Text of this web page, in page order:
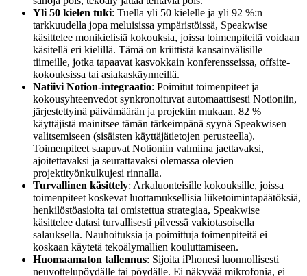
Yli 50 kielen tuki: Tuella yli 50 kielelle ja yli 92 %:n
tarkkuudella jopa meluisissa ympäristöissä, Speakwise
käsittelee monikielisiä kokouksia, joissa toimenpiteitä voidaan
käsitellä eri kielillä. Tämä on kriittistä kansainvälisille
tiimeille, jotka tapaavat kasvokkain konferensseissa, offsite-
kokouksissa tai asiakaskäynneillä.
Natiivi Notion-integraatio: Poimitut toimenpiteet ja
kokousyhteenvedot synkronoituvat automaattisesti Notioniin,
järjestettyinä päivämäärän ja projektin mukaan. 82 %
käyttäjistä mainitsee tämän tärkeimpänä syynä Speakwisen
valitsemiseen (sisäisten käyttäjätietojen perusteella).
Toimenpiteet saapuvat Notioniin valmiina jaettavaksi,
ajoitettavaksi ja seurattavaksi olemassa olevien
projektityönkulkujesi rinnalla.
Turvallinen käsittely: Arkaluonteisille kokouksille, joissa
toimenpiteet koskevat luottamuksellisia liiketoimintapäätöksiä,
henkilöstöasioita tai omistettua strategiaa, Speakwise
käsittelee datasi turvallisesti pilvessä vakiotasoisella
salauksella. Nauhoituksia ja poimittuja toimenpiteitä ei
koskaan käytetä tekoälymallien kouluttamiseen.
Huomaamaton tallennus: Sijoita iPhonesi luonnollisesti
neuvottelupöydälle tai pöydälle. Ei näkyvää mikrofonia, ei